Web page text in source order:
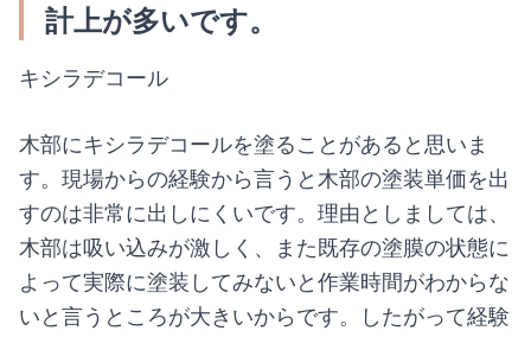
計上が多いです。
キシラデコール
木部にキシラデコールを塗ることがあると思いま
す。現場からの経験から言うと木部の塗装単価を出
すのは非常に出しにくいです。理由としましては、
木部は吸い込みが激しく、また既存の塗膜の状態に
よって実際に塗装してみないと作業時間がわからな
いと言うところが大きいからです。したがって経験